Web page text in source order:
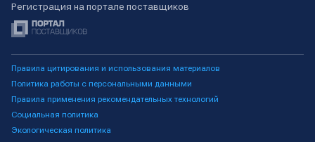
Регистрация на портале поставщиков
Правила цитирования и использования материалов
Политика работы с персональными данными
Правила применения рекомендательных технологий
Социальная политика
Экологическая политика